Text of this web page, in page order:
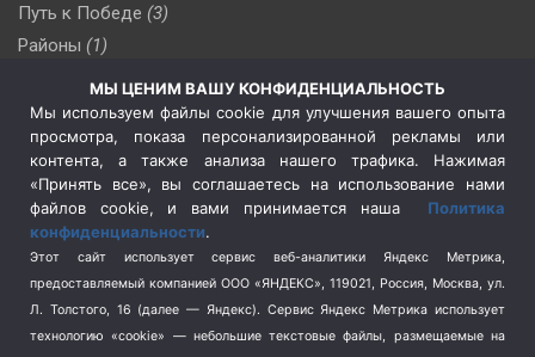
Путь к Победе (3)
Районы (1)
(510)
Сельское хозяйство (3)
Социальная политика
(3)
Спецоперация в Украине
Спецоперация на Украине
(404)
Спорт (740)
Терроризм (1)
Транспорт (262)
МЫ ЦЕНИМ ВАШУ КОНФИДЕНЦИАЛЬНОСТЬ
Мы используем файлы cookie для улучшения вашего опыта
просмотра, показа персонализированной рекламы или
контента, а также анализа нашего трафика. Нажимая
«Принять все», вы соглашаетесь на использование нами
файлов cookie, и вами принимается наша Политика
конфиденциальности.
Этот сайт использует сервис веб-аналитики Яндекс Метрика,
предоставляемый компанией ООО «ЯНДЕКС», 119021, Россия, Москва, ул.
Л. Толстого, 16 (далее — Яндекс). Сервис Яндекс Метрика использует
технологию «cookie» — небольшие текстовые файлы, размещаемые на